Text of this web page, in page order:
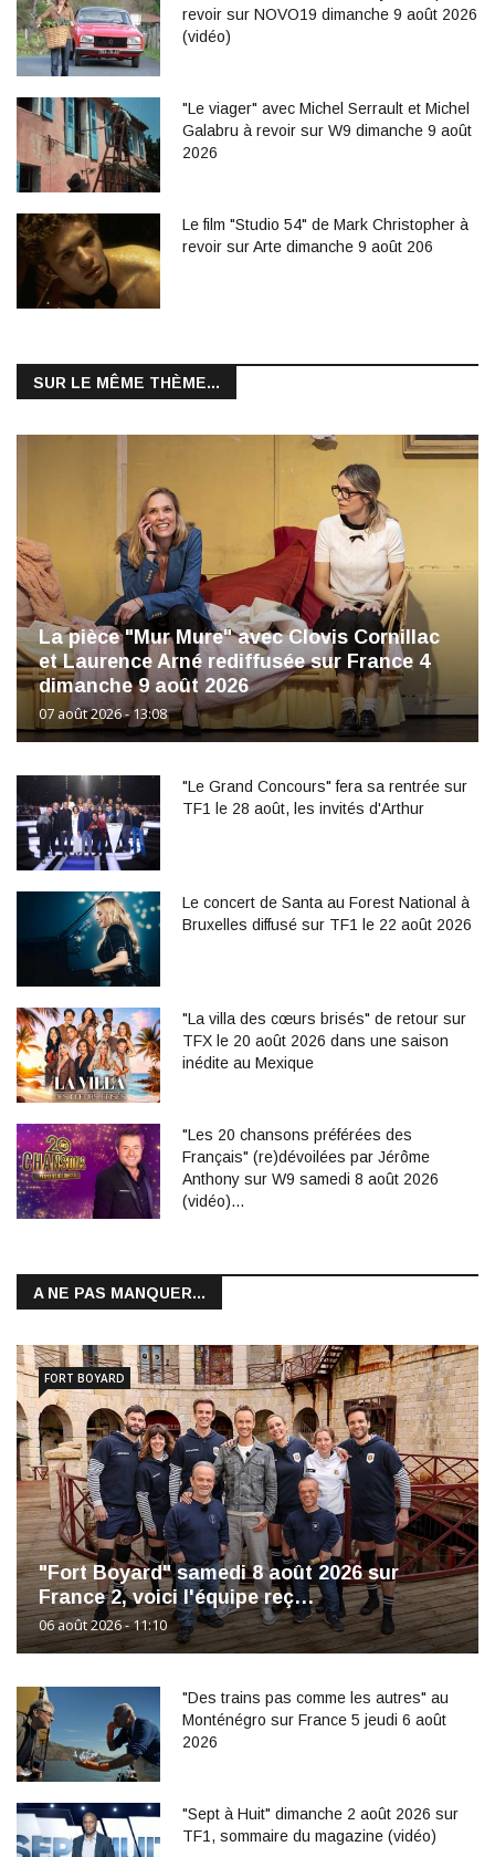
revoir sur NOVO19 dimanche 9 août 2026
(vidéo)
"Le viager" avec Michel Serrault et Michel
Galabru à revoir sur W9 dimanche 9 août
2026
Le film "Studio 54" de Mark Christopher à
revoir sur Arte dimanche 9 août 206
SUR LE MÊME THÈME...
La pièce "Mur Mure" avec Clovis Cornillac
et Laurence Arné rediffusée sur France 4
dimanche 9 août 2026
07 août 2026 - 13:08
"Le Grand Concours" fera sa rentrée sur
TF1 le 28 août, les invités d'Arthur
Le concert de Santa au Forest National à
Bruxelles diffusé sur TF1 le 22 août 2026
"La villa des cœurs brisés" de retour sur
TFX le 20 août 2026 dans une saison
inédite au Mexique
"Les 20 chansons préférées des
Français" (re)dévoilées par Jérôme
Anthony sur W9 samedi 8 août 2026
(vidéo)…
A NE PAS MANQUER...
"Fort Boyard" samedi 8 août 2026 sur
France 2, voici l'équipe reç…
06 août 2026 - 11:10
FORT BOYARD
"Des trains pas comme les autres" au
Monténégro sur France 5 jeudi 6 août
2026
"Sept à Huit" dimanche 2 août 2026 sur
TF1, sommaire du magazine (vidéo)